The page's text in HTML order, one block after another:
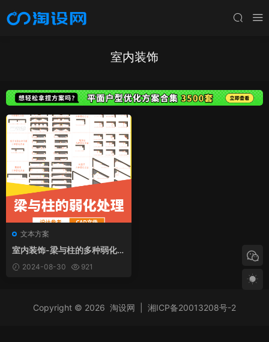
室内装饰
文本方案
室内装饰-梁与柱的多种弱化处
理 2024-08-30 921
Copyright © 2026 淘设网 湘ICP备20013208号-2